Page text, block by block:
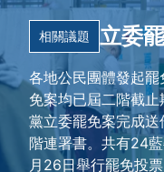
相關議題 立委
各地公民團體發起
免案均已屆二階截
黨立委罷免案完成
階連署書。共有24
月26日舉行罷免投